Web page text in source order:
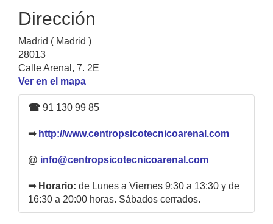
Dirección
Madrid ( Madrid )
28013
Calle Arenal, 7. 2E
Ver en el mapa
☎ 91 130 99 85
➡ http://www.centropsicotecnicoarenal.com
@ info@centropsicotecnicoarenal.com
➡ Horario: de Lunes a Viernes 9:30 a 13:30 y de
16:30 a 20:00 horas. Sábados cerrados.